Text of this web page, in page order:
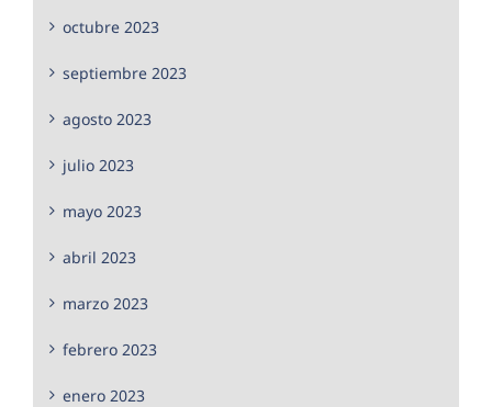
octubre 2023
septiembre 2023
agosto 2023
julio 2023
mayo 2023
abril 2023
marzo 2023
febrero 2023
enero 2023